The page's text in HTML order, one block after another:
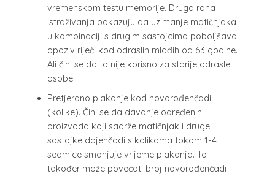
vremenskom testu memorije. Druga rana
istraživanja pokazuju da uzimanje matičnjaka
u kombinaciji s drugim sastojcima poboljšava
opoziv riječi kod odraslih mlađih od 63 godine.
Ali čini se da to nije korisno za starije odrasle
osobe.
Pretjerano plakanje kod novorođenčadi
(kolike). Čini se da davanje određenih
proizvoda koji sadrže matičnjak i druge
sastojke dojenčadi s kolikama tokom 1-4
sedmice smanjuje vrijeme plakanja. To
također može povećati broj novorođenčadi